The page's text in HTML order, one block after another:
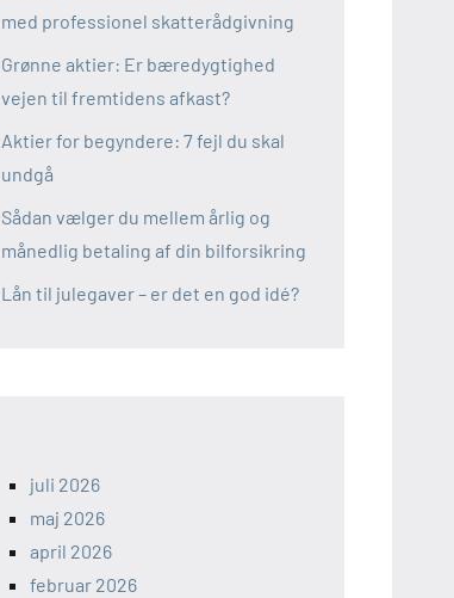
med professionel skatterådgivning
Grønne aktier: Er bæredygtighed
vejen til fremtidens afkast?
Aktier for begyndere: 7 fejl du skal
undgå
Sådan vælger du mellem årlig og
månedlig betaling af din bilforsikring
Lån til julegaver – er det en god idé?
juli 2026
maj 2026
april 2026
februar 2026